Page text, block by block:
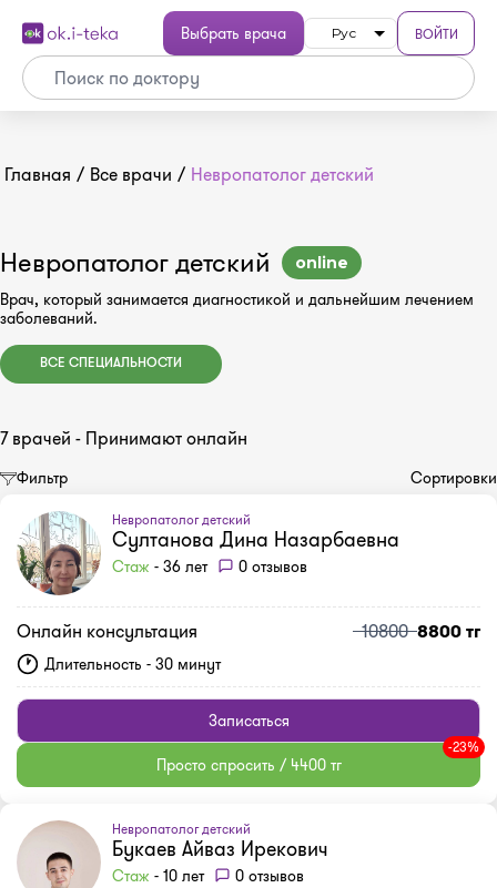
Выбрать врача Рус ВОЙТИ
Главная / Все врачи / Невропатолог детский
Невропатолог детский online
Врач, который занимается диагностикой и дальнейшим лечением
заболеваний.
ВСЕ СПЕЦИАЛЬНОСТИ
7 врачей - Принимают онлайн
Фильтр Сортировки
Невропатолог детский
Султанова Дина Назарбаевна
Стаж - 36 лет 0 отзывов
Онлайн консультация 108008800 тг
Длительность - 30 минут
Записаться
Просто спросить / 4400 тг
-23%
Невропатолог детский
Букаев Айваз Ирекович
Стаж - 10 лет 0 отзывов